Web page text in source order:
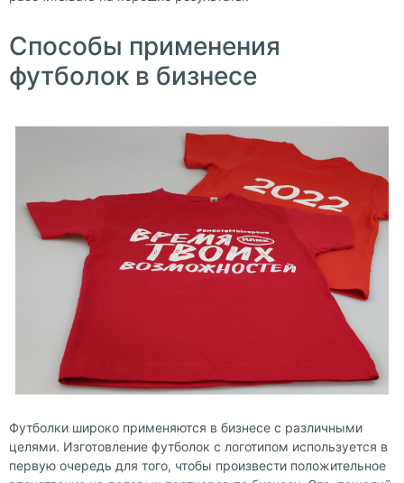
Способы применения
футболок в бизнесе
Футболки широко применяются в бизнесе с различными
целями. Изготовление футболок с логотипом используется в
первую очередь для того, чтобы произвести положительное